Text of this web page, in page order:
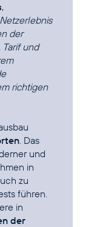
,
der
und
richtigen
. Das
und
in
zu
führen.
in
der